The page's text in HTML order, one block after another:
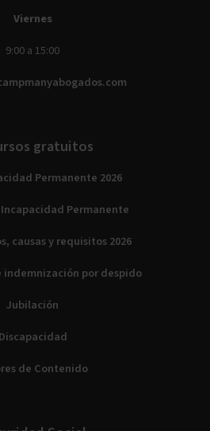
Viernes
9:00 a 15:00
gratuitos
Permanente 2026
Permanente
causas y requisitos 2026
indemnización por despido
Jubilación
Discapacidad
de Contenido